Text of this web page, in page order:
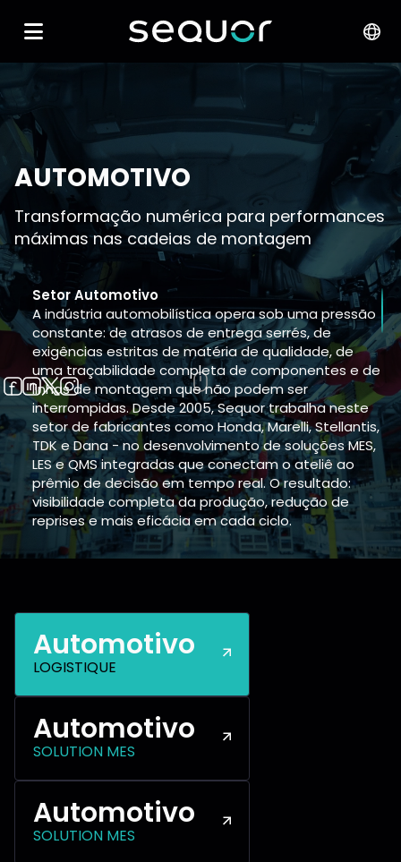
AUTOMOTIVO
Transformação numérica para performances
máximas nas cadeias de montagem
Setor Automotivo
A indústria automobilística opera sob uma pressão
constante: de atrasos de entrega serrés, de
exigências estritas de matéria de qualidade, de
uma traçabilidade completa de componentes e de
linhas de montagem que não podem ser
interrompidas. Desde 2005, Sequor trabalha neste
setor de fabricantes como Honda, Marelli, Stellantis,
TDK e Dana - no desenvolvimento de soluções MES,
LES e QMS integradas que conectam o ateliê ao
prêmio de decisão em tempo real. O resultado:
visibilidade completa da produção, redução de
reprises e mais eficácia em cada ciclo.
Automotivo
LOGISTIQUE
Automotivo
SOLUTION MES
Automotivo
SOLUTION MES